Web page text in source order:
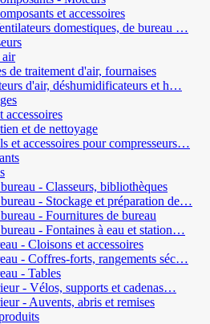
et accessoires
domestiques, de bureau …
de traitement d'air, fournaises
d'air, déshumidificateurs et h…
accessoires
et de nettoyage
et accessoires pour compresseurs…
- Classeurs, bibliothèques
- Stockage et préparation de…
- Fournitures de bureau
- Fontaines à eau et station…
- Cloisons et accessoires
- Coffres-forts, rangements séc…
- Tables
- Vélos, supports et cadenas…
- Auvents, abris et remises